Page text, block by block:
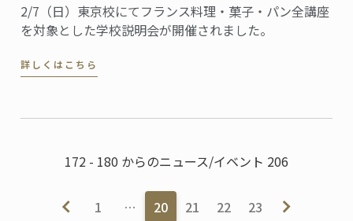
2/7（日）東京校にてフランス料理・菓子・パン全講座
を対象とした学校説明会が開催されました。
詳しくはこちら
172 - 180 からのニュース/イベント 206
1 … 20 21 22 23